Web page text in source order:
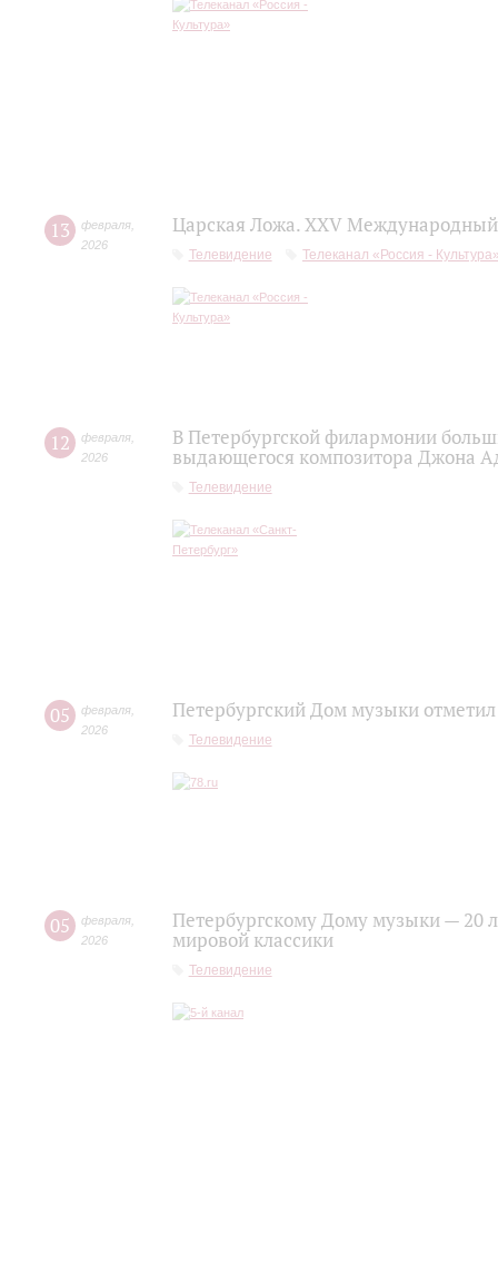
13 февраля
2026
Царская Ложа. XXV
Телевидение Телеканал «Россия -
12 февраля
2026
В Петербургской филармонии
выдающегося композитора Джона
Телевидение
05 февраля
2026
Петербургский Дом музыки
Телевидение
05 февраля
2026
Петербургскому Дому музыки — 20
мировой классики
Телевидение